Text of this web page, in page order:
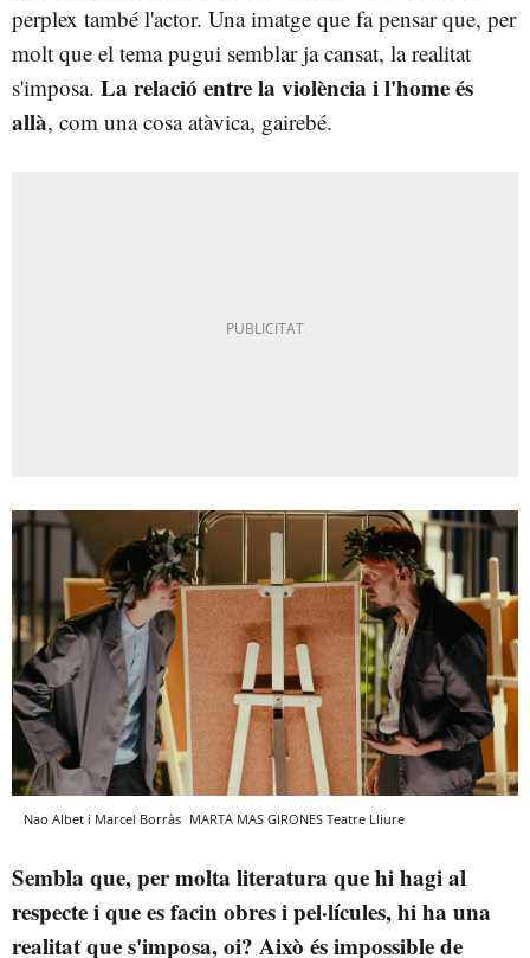
perplex també l'actor. Una imatge que fa pensar que, per
molt que el tema pugui semblar ja cansat, la realitat
s'imposa. La relació entre la violència i l'home és
allà, com una cosa atàvica, gairebé.
Nao Albet i Marcel Borràs MARTA MAS GIRONES Teatre Lliure
Sembla que, per molta literatura que hi hagi al
respecte i que es facin obres i pel·lícules, hi ha una
realitat que s'imposa, oi? Això és impossible de